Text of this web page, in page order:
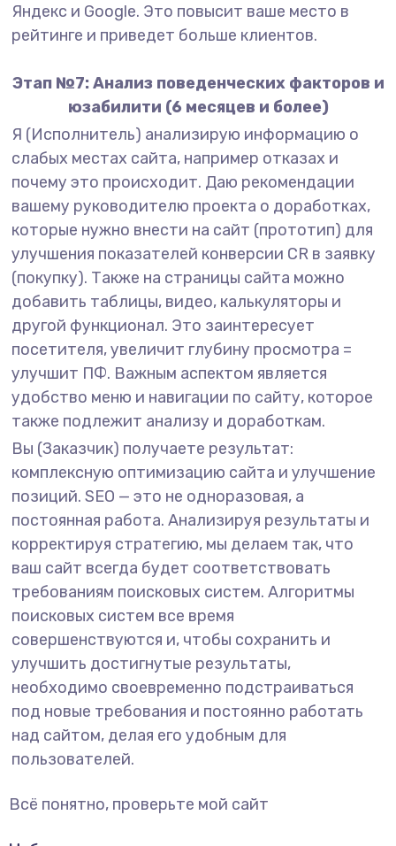
Яндекс и Google. Это повысит ваше место в
рейтинге и приведет больше клиентов.
Этап №7: Анализ поведенческих факторов и
юзабилити (6 месяцев и более)
Я (Исполнитель) анализирую информацию о
слабых местах сайта, например отказах и
почему это происходит. Даю рекомендации
вашему руководителю проекта о доработках,
которые нужно внести на сайт (прототип) для
улучшения показателей конверсии CR в заявку
(покупку). Также на страницы сайта можно
добавить таблицы, видео, калькуляторы и
другой функционал. Это заинтересует
посетителя, увеличит глубину просмотра =
улучшит ПФ. Важным аспектом является
удобство меню и навигации по сайту, которое
также подлежит анализу и доработкам.
Вы (Заказчик) получаете результат:
комплексную оптимизацию сайта и улучшение
позиций. SEO — это не одноразовая, а
постоянная работа. Анализируя результаты и
корректируя стратегию, мы делаем так, что
ваш сайт всегда будет соответствовать
требованиям поисковых систем. Алгоритмы
поисковых систем все время
совершенствуются и, чтобы сохранить и
улучшить достигнутые результаты,
необходимо своевременно подстраиваться
под новые требования и постоянно работать
над сайтом, делая его удобным для
пользователей.
Всё понятно, проверьте мой сайт